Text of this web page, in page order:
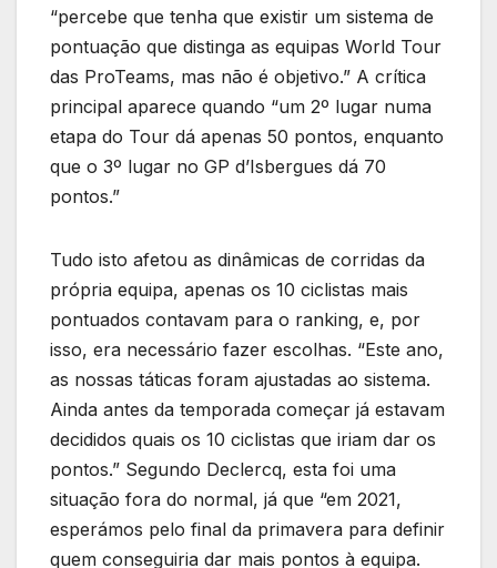
“percebe que tenha que existir um sistema de
pontuação que distinga as equipas World Tour
das ProTeams, mas não é objetivo.” A crítica
principal aparece quando “um 2º lugar numa
etapa do Tour dá apenas 50 pontos, enquanto
que o 3º lugar no GP d’Isbergues dá 70
pontos.”
Tudo isto afetou as dinâmicas de corridas da
própria equipa, apenas os 10 ciclistas mais
pontuados contavam para o ranking, e, por
isso, era necessário fazer escolhas. “Este ano,
as nossas táticas foram ajustadas ao sistema.
Ainda antes da temporada começar já estavam
decididos quais os 10 ciclistas que iriam dar os
pontos.” Segundo Declercq, esta foi uma
situação fora do normal, já que “em 2021,
esperámos pelo final da primavera para definir
quem conseguiria dar mais pontos à equipa.